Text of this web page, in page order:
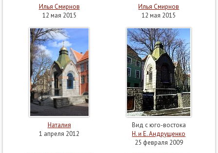
Илья Смирнов
12 мая 2015
Илья Смирнов
12 мая 2015
Наталия
1 апреля 2012
Вид с юго-востока
Н. и Е. Андрущенко
25 февраля 2009